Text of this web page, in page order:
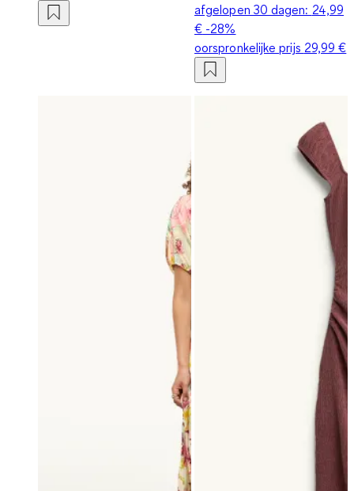
afgelopen 30 dagen: 24,99
€ -28%
oorspronkelijke prijs 29,99 €